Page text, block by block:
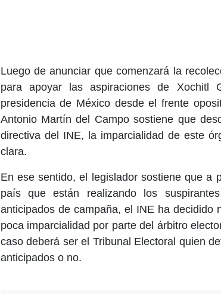
Luego de anunciar que comenzará la
para apoyar las aspiraciones de Xochitl
presidencia de México desde el frente
Antonio Martín del Campo sostiene que
directiva del INE, la imparcialidad de este
clara.
En ese sentido, el legislador sostiene que a
país que están realizando los
anticipados de campaña, el INE ha decidido
poca imparcialidad por parte del árbitro
caso deberá ser el Tribunal Electoral quien
anticipados o no.